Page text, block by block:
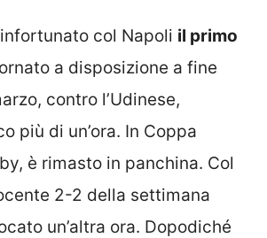
col Napoli il primo
a disposizione a fine
contro l’Udinese,
più di un’ora. In Coppa
è rimasto in panchina. Col
2-2 della settimana
un’altra ora. Dopodiché